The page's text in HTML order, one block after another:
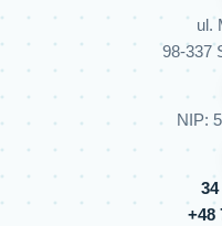
ul.
98-337
NIP:
34
+48